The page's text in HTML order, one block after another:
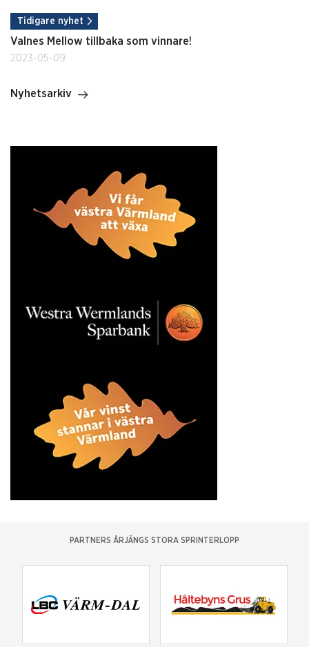
Tidigare nyhet
Valnes Mellow tillbaka som vinnare!
2023-05-09
Nyhetsarkiv
PARTNERS ÅRJÄNGS STORA SPRINTERLOPP